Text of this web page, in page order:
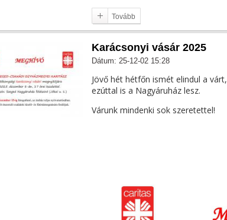
Tovább
Karácsonyi vásár 2025
Dátum: 25-12-02 15:28
Jövő hét hétfőn ismét elindul a várt,
ezúttal is a Nagyáruház lesz.
Várunk mindenki sok szeretettel!